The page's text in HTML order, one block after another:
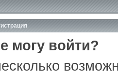
могу войти?